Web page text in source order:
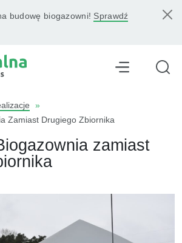
budowę biogazowni! Sprawdź
»
Zamiast Drugiego Zbiornika
zamiast